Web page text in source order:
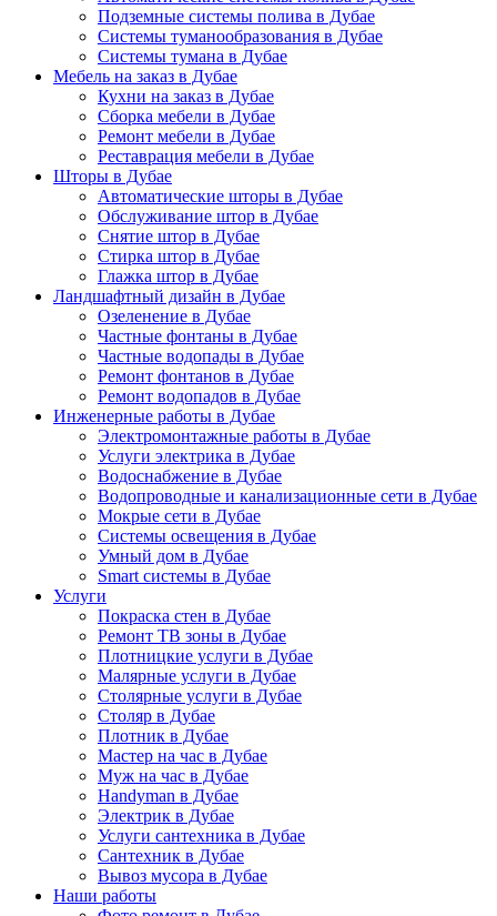
Подземные системы полива в Дубае
Системы туманообразования в Дубае
Системы тумана в Дубае
Мебель на заказ в Дубае
Кухни на заказ в Дубае
Сборка мебели в Дубае
Ремонт мебели в Дубае
Реставрация мебели в Дубае
Шторы в Дубае
Автоматические шторы в Дубае
Обслуживание штор в Дубае
Снятие штор в Дубае
Стирка штор в Дубае
Глажка штор в Дубае
Ландшафтный дизайн в Дубае
Озеленение в Дубае
Частные фонтаны в Дубае
Частные водопады в Дубае
Ремонт фонтанов в Дубае
Ремонт водопадов в Дубае
Инженерные работы в Дубае
Электромонтажные работы в Дубае
Услуги электрика в Дубае
Водоснабжение в Дубае
Водопроводные и канализационные сети в Дубае
Мокрые сети в Дубае
Системы освещения в Дубае
Умный дом в Дубае
Smart системы в Дубае
Услуги
Покраска стен в Дубае
Ремонт ТВ зоны в Дубае
Плотницкие услуги в Дубае
Малярные услуги в Дубае
Столярные услуги в Дубае
Столяр в Дубае
Плотник в Дубае
Мастер на час в Дубае
Муж на час в Дубае
Handyman в Дубае
Электрик в Дубае
Услуги сантехника в Дубае
Сантехник в Дубае
Вывоз мусора в Дубае
Наши работы